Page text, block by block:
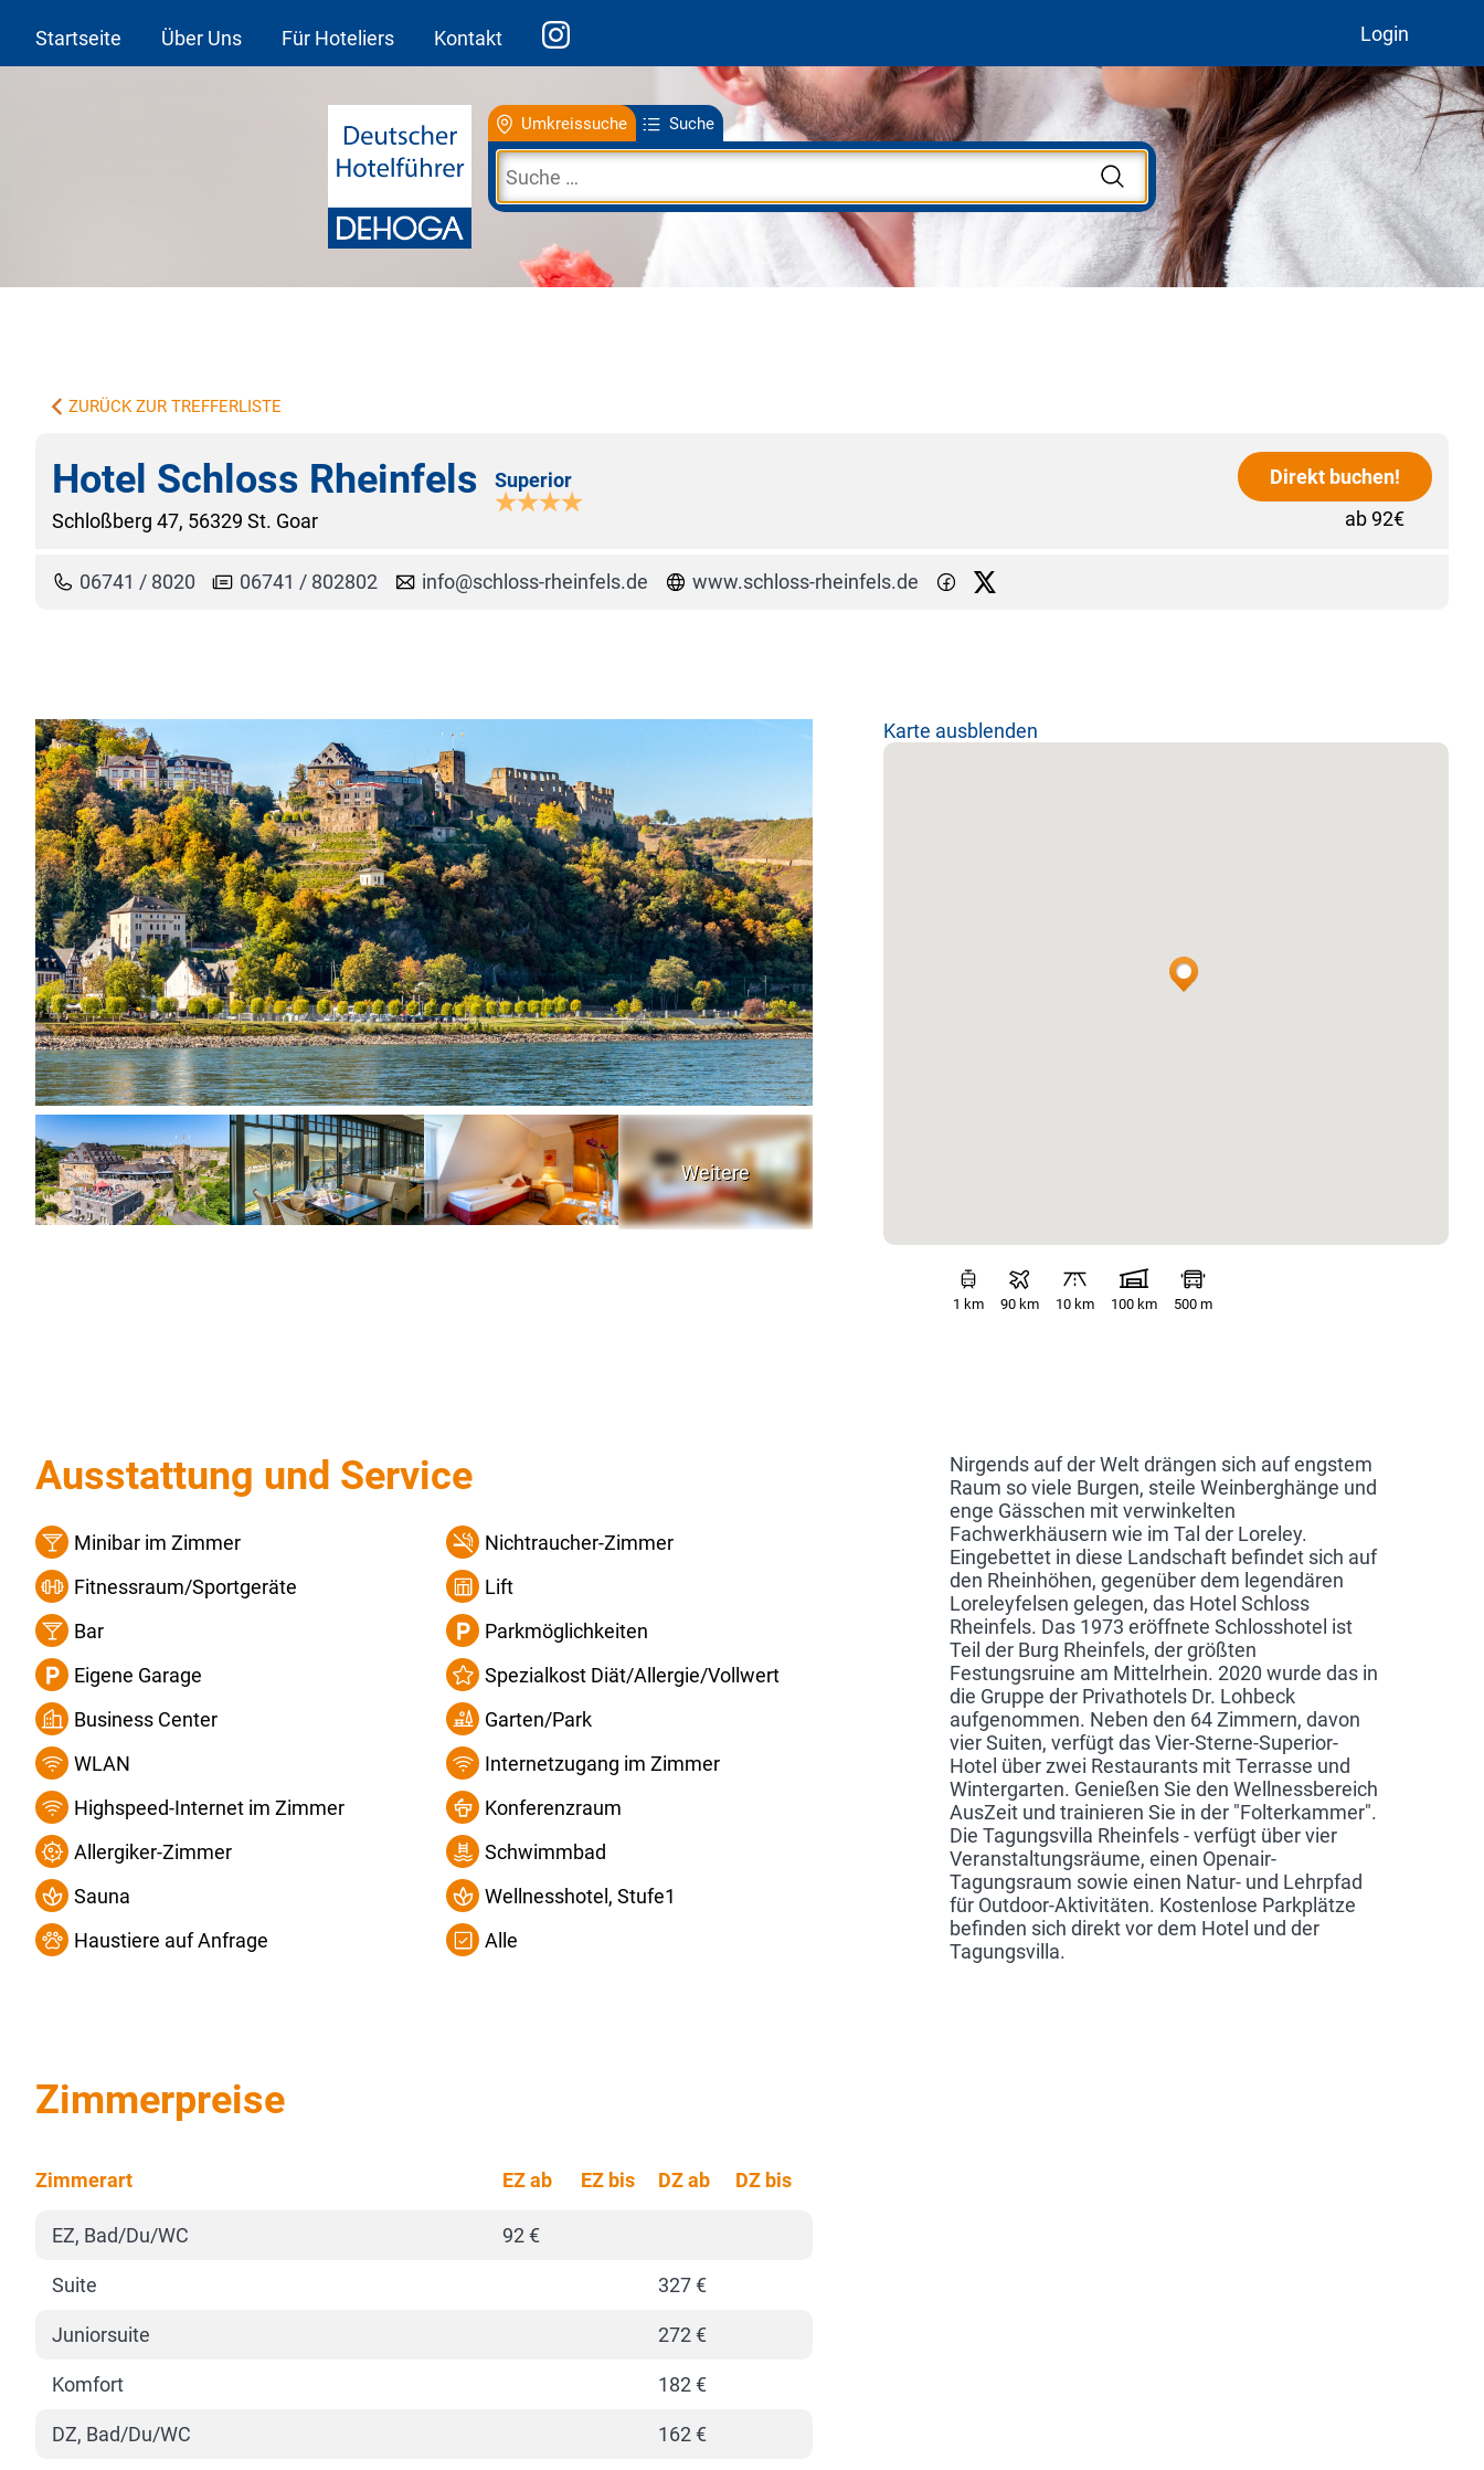
Startseite Über Uns Für Hoteliers Kontakt Login
Umkreissuche Suche
ZURÜCK ZUR TREFFERLISTE
Hotel Schloss Rheinfels
Schloßberg 47, 56329 St. Goar
Superior
Direkt buchen!
ab 92€
06741 / 8020 06741 / 802802 info@schloss-rheinfels.de www.schloss-rheinfels.de
Karte ausblenden
1 km 90 km 10 km 100 km 500 m
Ausstattung und Service
Minibar im Zimmer
Nichtraucher-Zimmer
Fitnessraum/Sportgeräte
Lift
Bar
Parkmöglichkeiten
Eigene Garage
Spezialkost Diät/Allergie/Vollwert
Business Center
Garten/Park
WLAN
Internetzugang im Zimmer
Highspeed-Internet im Zimmer
Konferenzraum
Allergiker-Zimmer
Schwimmbad
Sauna
Wellnesshotel, Stufe1
Haustiere auf Anfrage
Alle
Zimmerpreise
Zimmerart EZ ab EZ bis DZ ab DZ bis
EZ, Bad/Du/WC 92 €
Suite 327 €
Juniorsuite 272 €
Komfort 182 €
DZ, Bad/Du/WC 162 €
Nirgends auf der Welt drängen sich auf engstem
Raum so viele Burgen, steile Weinberghänge und
enge Gässchen mit verwinkelten
Fachwerkhäusern wie im Tal der Loreley.
Eingebettet in diese Landschaft befindet sich auf
den Rheinhöhen, gegenüber dem legendären
Loreleyfelsen gelegen, das Hotel Schloss
Rheinfels. Das 1973 eröffnete Schlosshotel ist
Teil der Burg Rheinfels, der größten
Festungsruine am Mittelrhein. 2020 wurde das in
die Gruppe der Privathotels Dr. Lohbeck
aufgenommen. Neben den 64 Zimmern, davon
vier Suiten, verfügt das Vier-Sterne-Superior-
Hotel über zwei Restaurants mit Terrasse und
Wintergarten. Genießen Sie den Wellnessbereich
AusZeit und trainieren Sie in der "Folterkammer".
Die Tagungsvilla Rheinfels - verfügt über vier
Veranstaltungsräume, einen Openair-
Tagungsraum sowie einen Natur- und Lehrpfad
für Outdoor-Aktivitäten. Kostenlose Parkplätze
befinden sich direkt vor dem Hotel und der
Tagungsvilla.